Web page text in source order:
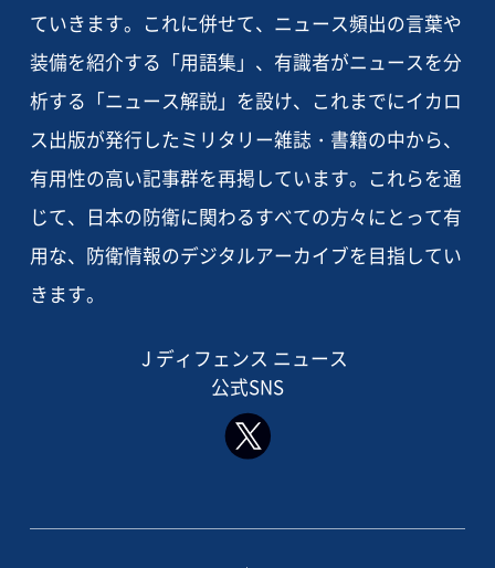
ていきます。これに併せて、ニュース頻出の言葉や
装備を紹介する「用語集」、有識者がニュースを分
析する「ニュース解説」を設け、これまでにイカロ
ス出版が発行したミリタリー雑誌・書籍の中から、
有用性の高い記事群を再掲しています。これらを通
じて、日本の防衛に関わるすべての方々にとって有
用な、防衛情報のデジタルアーカイブを目指してい
きます。
J ディフェンス ニュース
公式SNS